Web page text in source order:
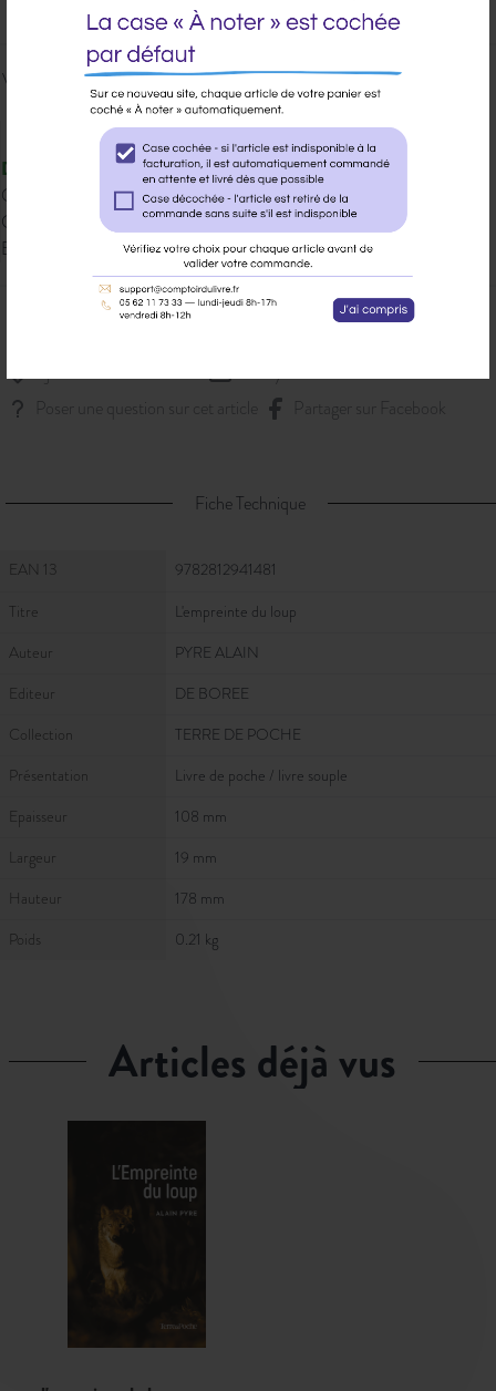
Veuillez vousconnecterpour ajouter
au panier cet article.
Disponible
Qté dispo en magasin : 12
Gisement : 01-514-D
Etat Dilicom : Disponible
Ajouter à ma liste d’envie
Envoyer à un ami
Poser une question sur cet article
Partager sur Facebook
Fiche Technique
Fiche Technique
EAN 13
9782812941481
Titre
L'empreinte du loup
Auteur
PYRE ALAIN
Editeur
DE BOREE
Collection
TERRE DE POCHE
Présentation
Livre de poche / livre souple
Epaisseur
108 mm
Largeur
19 mm
Hauteur
178 mm
Poids
0.21 kg
articles déjà vus